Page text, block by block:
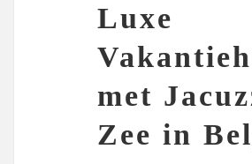
Luxe
met
Zee in